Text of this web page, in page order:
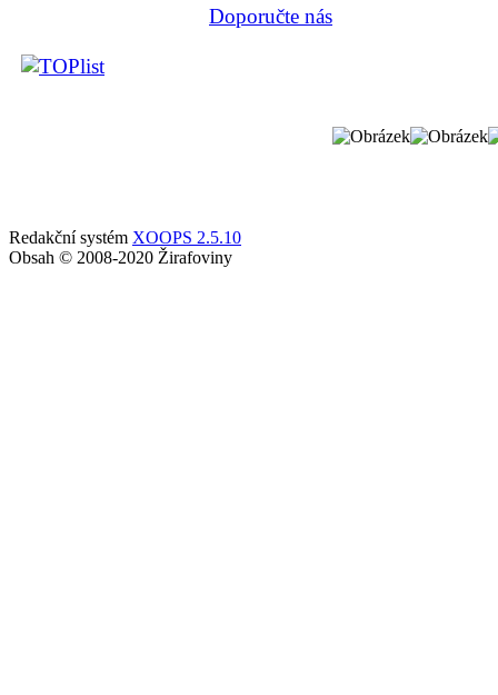
Doporučte nás
Redakční systém XOOPS 2.5.10
Obsah © 2008-2020 Žirafoviny